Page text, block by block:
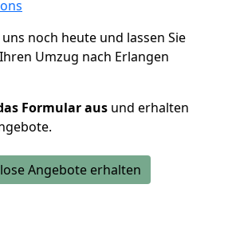
noch heute und lassen Sie
Umzug nach Erlangen
Formular aus und erhalten
Angebote erhalten